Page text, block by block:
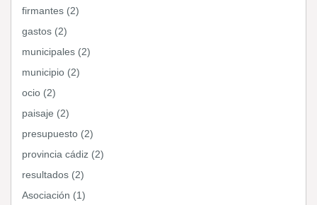
firmantes (2)
gastos (2)
municipales (2)
municipio (2)
ocio (2)
paisaje (2)
presupuesto (2)
provincia cádiz (2)
resultados (2)
Asociación (1)